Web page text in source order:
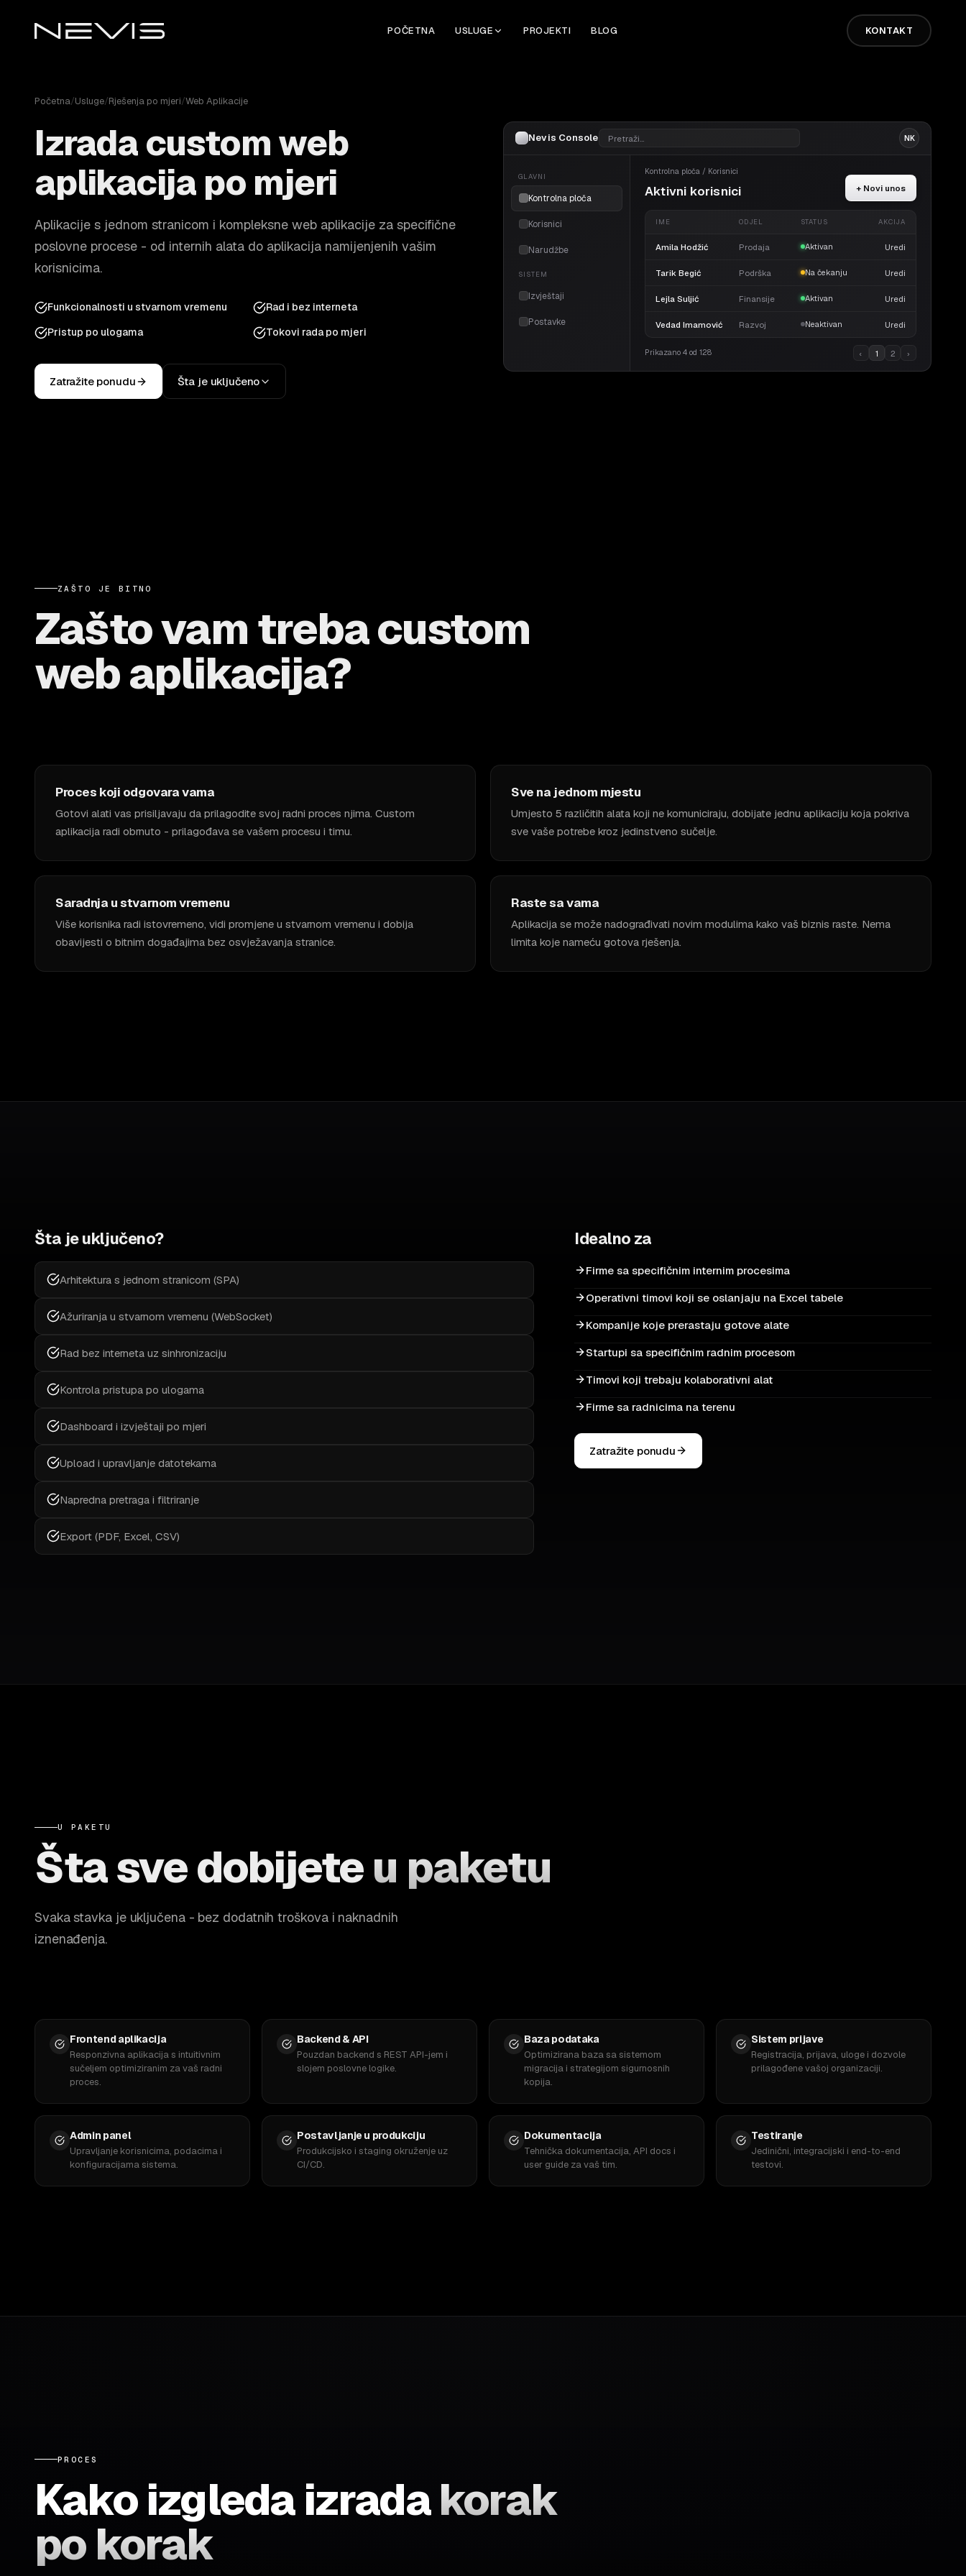
POČETNA USLUGE PROJEKTI BLOG KONTAKT
Početna/Usluge/Rješenja po mjeri/Web Aplikacije
Izrada custom web
aplikacija po mjeri
Aplikacije s jednom stranicom i kompleksne web aplikacije za specifične
poslovne procese - od internih alata do aplikacija namijenjenih vašim
korisnicima.
Funkcionalnosti u stvarnom vremenu
Rad i bez interneta
Pristup po ulogama
Tokovi rada po mjeri
Zatražite ponudu Šta je uključeno
Nevis Console Pretraži… NK
GLAVNI
Kontrolna ploča
Korisnici
Narudžbe
SISTEM
Izvještaji
Postavke
Kontrolna ploča / Korisnici
Aktivni korisnici + Novi unos
IME ODJEL STATUS AKCIJA
Amila Hodžić Prodaja Aktivan Uredi
Tarik Begić Podrška Na čekanju Uredi
Lejla Suljić Finansije Aktivan Uredi
Vedad Imamović Razvoj Neaktivan Uredi
Prikazano 4 od 128 ‹ 1 2 ›
ZAŠTO JE BITNO
Zašto vam treba custom
web aplikacija?
Proces koji odgovara vama
Gotovi alati vas prisiljavaju da prilagodite svoj radni proces njima. Custom
aplikacija radi obrnuto - prilagođava se vašem procesu i timu.
Sve na jednom mjestu
Umjesto 5 različitih alata koji ne komuniciraju, dobijate jednu aplikaciju koja pokriva
sve vaše potrebe kroz jedinstveno sučelje.
Saradnja u stvarnom vremenu
Više korisnika radi istovremeno, vidi promjene u stvarnom vremenu i dobija
obavijesti o bitnim događajima bez osvježavanja stranice.
Raste sa vama
Aplikacija se može nadograđivati novim modulima kako vaš biznis raste. Nema
limita koje nameću gotova rješenja.
Šta je uključeno?
Arhitektura s jednom stranicom (SPA)
Ažuriranja u stvarnom vremenu (WebSocket)
Rad bez interneta uz sinhronizaciju
Kontrola pristupa po ulogama
Dashboard i izvještaji po mjeri
Upload i upravljanje datotekama
Napredna pretraga i filtriranje
Export (PDF, Excel, CSV)
Idealno za
Firme sa specifičnim internim procesima
Operativni timovi koji se oslanjaju na Excel tabele
Kompanije koje prerastaju gotove alate
Startupi sa specifičnim radnim procesom
Timovi koji trebaju kolaborativni alat
Firme sa radnicima na terenu
Zatražite ponudu
U PAKETU
Šta sve dobijeteu paketu
Svaka stavka je uključena - bez dodatnih troškova i naknadnih
iznenađenja.
Frontend aplikacija
Responzivna aplikacija s intuitivnim
sučeljem optimiziranim za vaš radni
proces.
Backend & API
Pouzdan backend s REST API-jem i
slojem poslovne logike.
Baza podataka
Optimizirana baza sa sistemom
migracija i strategijom sigurnosnih
kopija.
Sistem prijave
Registracija, prijava, uloge i dozvole
prilagođene vašoj organizaciji.
Admin panel
Upravljanje korisnicima, podacima i
konfiguracijama sistema.
Postavljanje u produkciju
Produkcijsko i staging okruženje uz
CI/CD.
Dokumentacija
Tehnička dokumentacija, API docs i
user guide za vaš tim.
Testiranje
Jedinični, integracijski i end-to-end
testovi.
PROCES
Kako izgleda izradakorak
po korak